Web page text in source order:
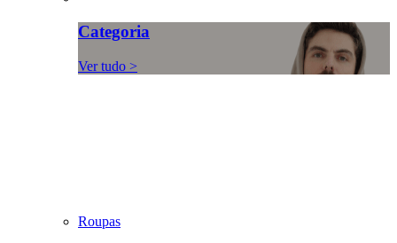
Categoria
Ver tudo >
Roupas